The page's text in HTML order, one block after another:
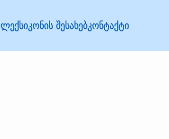
ლექსიკონის შესახებკონტაქტი